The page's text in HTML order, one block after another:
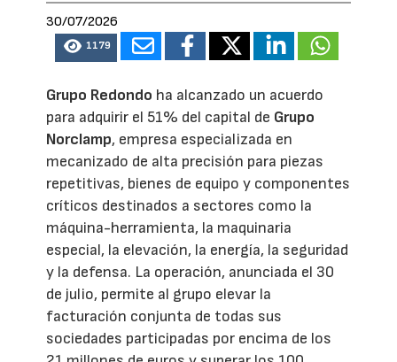
30/07/2026
1179
Grupo Redondo ha alcanzado un acuerdo
para adquirir el 51% del capital de Grupo
Norclamp, empresa especializada en
mecanizado de alta precisión para piezas
repetitivas, bienes de equipo y componentes
críticos destinados a sectores como la
máquina-herramienta, la maquinaria
especial, la elevación, la energía, la seguridad
y la defensa. La operación, anunciada el 30
de julio, permite al grupo elevar la
facturación conjunta de todas sus
sociedades participadas por encima de los